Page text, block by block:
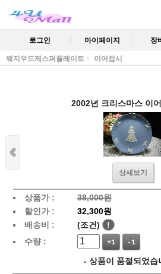
로그인 마이페이지 장
웨지우드제스퍼플레이트 이어접시
2002년 크리스마스 이
상세보기
상품가 :
38,000원
할인가 :
32,300원
배송비 :
(조건)
!
수량 :
+1 -1
- 상품이 품절되었습